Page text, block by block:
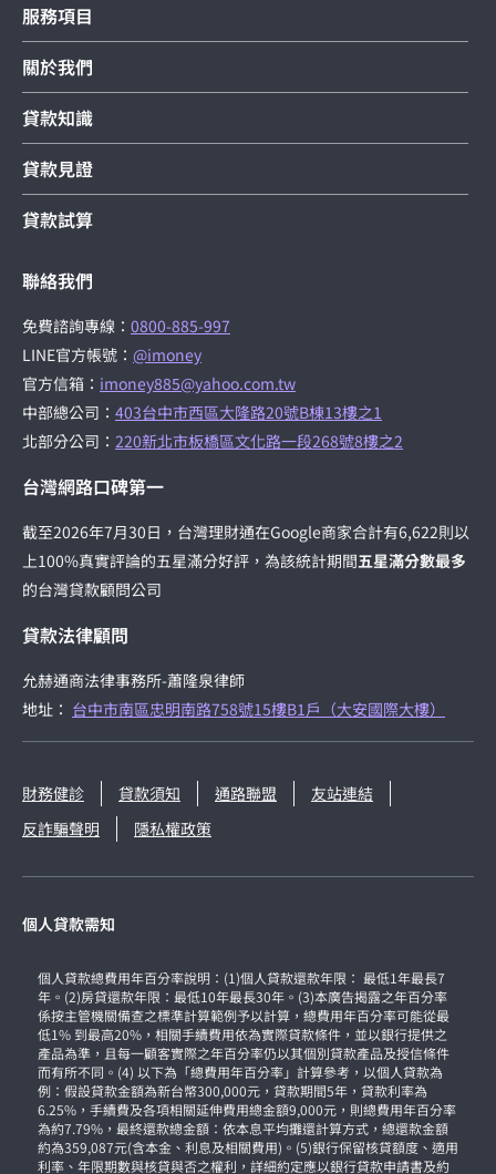
服務項目
關於我們
貸款知識
貸款見證
貸款試算
聯絡我們
免費諮詢專線： 0800-885-997
LINE官方帳號： @imoney
官方信箱： imoney885@yahoo.com.tw
中部總公司： 403台中市西區大隆路20號B棟13樓之1
北部分公司： 220新北市板橋區文化路一段268號8樓之2
台灣網路口碑第一
截至2026年7月30日，台灣理財通在Google商家合計有6,622則以
上100%真實評論的五星滿分好評，為該統計期間五星滿分數最多
的台灣貸款顧問公司
貸款法律顧問
允赫通商法律事務所-蕭隆泉律師
地址： 台中市南區忠明南路758號15樓B1戶（大安國際大樓）
財務健診 貸款須知 通路聯盟
友站連結
反詐騙聲明
隱私權政策
個人貸款需知
個人貸款總費用年百分率說明：(1)個人貸款還款年限： 最低1年最長7
年。(2)房貸還款年限：最低10年最長30年。(3)本廣告揭露之年百分率
係按主管機關備查之標準計算範例予以計算，總費用年百分率可能從最
低1% 到最高20%，相關手續費用依為實際貸款條件，並以銀行提供之
產品為準，且每一顧客實際之年百分率仍以其個別貸款產品及授信條件
而有所不同。(4) 以下為「總費用年百分率」計算參考，以個人貸款為
例：假設貸款金額為新台幣300,000元，貸款期間5年，貸款利率為
6.25%，手續費及各項相關延伸費用總金額9,000元，則總費用年百分率
為約7.79%，最終還款總金額：依本息平均攤還計算方式，總還款金額
約為359,087元(含本金、利息及相關費用)。(5)銀行保留核貸額度、適用
利率、年限期數與核貸與否之權利，詳細約定應以銀行貸款申請書及約